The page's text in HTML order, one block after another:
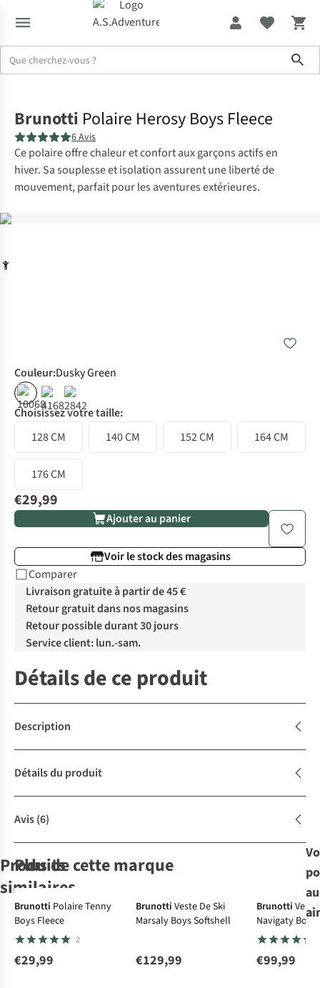
Brunotti Polaire Herosy Boys Fleece
6 Avis
Ce polaire offre chaleur et confort aux garçons actifs en
hiver. Sa souplesse et isolation assurent une liberté de
mouvement, parfait pour les aventures extérieures.
Couleur:Dusky Green
Choisissez votre taille:
128 CM
140 CM 152 CM 164 CM
176 CM
€29,99
Ajouter au panier
Voir le stock des magasins
Comparer
Livraison gratuite à partir de 45 €
Retour gratuit dans nos magasins
Retour possible durant 30 jours
Service client: lun.-sam.
Détails de ce produit
Description
Détails du produit
Avis(6)
Produits
similaires
Color Kids
Polaire Color
Kids - Fleece
Brunotti
Polaire Tenny
Boys Fleece
Protest Polaire
Reperfecty Jr
1/4 Zip Active
Top
Protest
Reperfecty Jr
1/4 Zip Active
Top
Plus de cette marque
Brunotti Polaire Tenny
Boys Fleece
2
€29,99
Brunotti Veste De Ski
Marsaly Boys Softshell
€129,99
Brunotti
Navigaty Boys
Jacket
€99,99